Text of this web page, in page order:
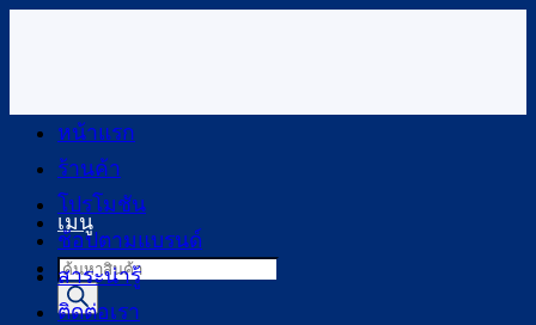
เนื้อหา
เมนู
Products
search
หน้าแรก
ร้านค้า
โปรโมชัน
ช้อปตามแบรนด์
สาระน่ารู้
ติดต่อเรา